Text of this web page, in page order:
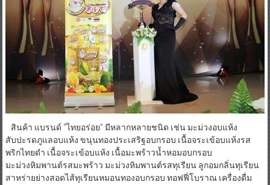
สินค้า แบรนด์ “ไทยอร่อย” มีหลากหลายชนิด เช่น มะม่วงอบแห้ง
สับปะรดภูแลอบแห้ง ขนุนทองประเสริฐอบกรอบ เนื้อจระเข้อบแห้งรส